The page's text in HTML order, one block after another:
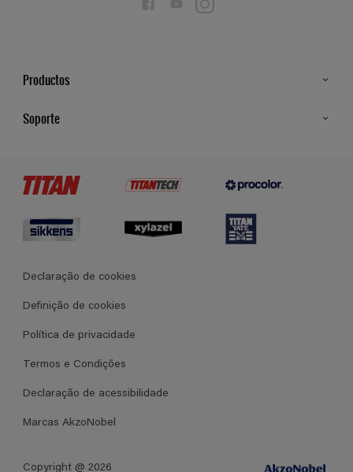
Productos
Soporte
Termos e Condições Gerais de Venda
Declaração de cookies
Definição de cookies
Política de privacidade
Termos e Condições
Declaração de acessibilidade
Marcas AkzoNobel
Copyright @ 2026